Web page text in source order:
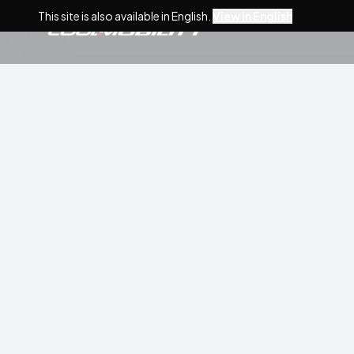
This site is also available in English.